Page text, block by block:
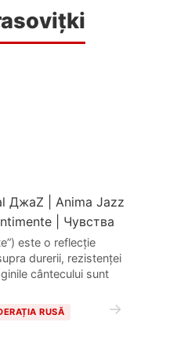
ДжаZ
Anima Jazz
| Чувства
este o reflecție
durerii, rezistenței
cântecului sunt
RUSĂ →